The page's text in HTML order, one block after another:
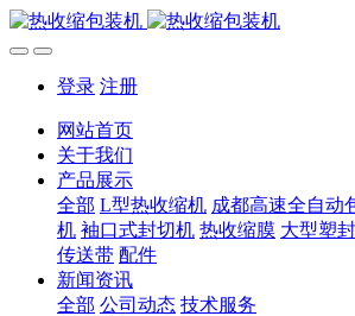
登录 注册
网站首页
关于我们
产品展示
全部 L型热收缩机 成都高速全自动
机 袖口式封切机 热收缩膜 大型塑
传送带 配件
新闻资讯
全部 公司动态 技术服务